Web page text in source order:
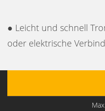
● Leicht und schnell
oder elektrische